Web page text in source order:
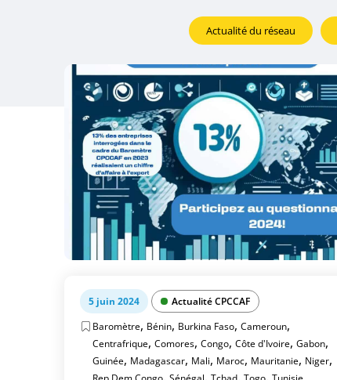
Actualité du réseau
5 juin 2024
Actualité CPCCAF
Baromètre, Bénin, Burkina Faso, Cameroun,
Centrafrique, Comores, Congo, Côte d'Ivoire, Gabon,
Guinée, Madagascar, Mali, Maroc, Mauritanie, Niger,